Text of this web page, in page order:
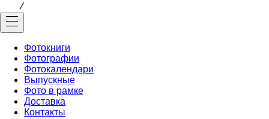
Фотокниги
Фотографии
Фотокалендари
Выпускные
Фото в рамке
Доставка
Контакты